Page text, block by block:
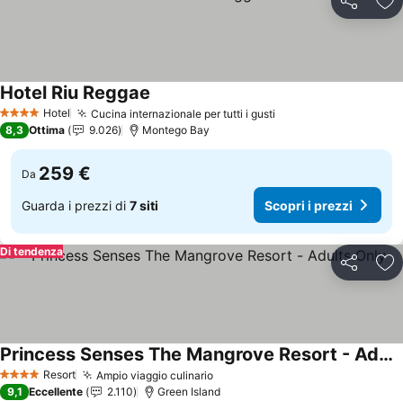
Condividi
4 Stelle Hotel Cucina internazionale per tutti i gusti
Hotel Riu Reggae
8,3 Ottima 9.026 Montego Bay
Da 259 €
Guarda i prezzi di 7 siti Scopri i prezzi
Condividi
Di tendenza
4 Stelle Resort Ampio viaggio culinarioScopri i prezzi
Princess Senses The Mangrove Resort - Adults Only
Scopri i prezzi
9,1 Eccellente 2.110 Green Island